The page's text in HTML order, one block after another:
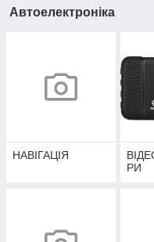
Автоелектроніка
НАВІГАЦІЯ
РИ